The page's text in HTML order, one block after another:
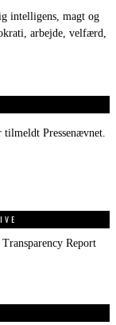
intelligens, magt og
arbejde, velfærd,
Pressenævnet.
Report